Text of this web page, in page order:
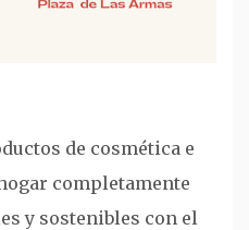
de cosmética e
completamente
y sostenibles con el